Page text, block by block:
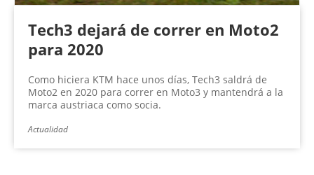
Tech3 dejará de correr en Moto2
para 2020
Como hiciera KTM hace unos días, Tech3 saldrá de
Moto2 en 2020 para correr en Moto3 y mantendrá a la
marca austriaca como socia.
Actualidad